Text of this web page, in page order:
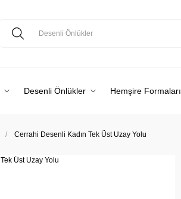
Desenli Önlükler Hemşire Formaları
Cerrahi Desenli Kadın Tek Üst Uzay Yolu